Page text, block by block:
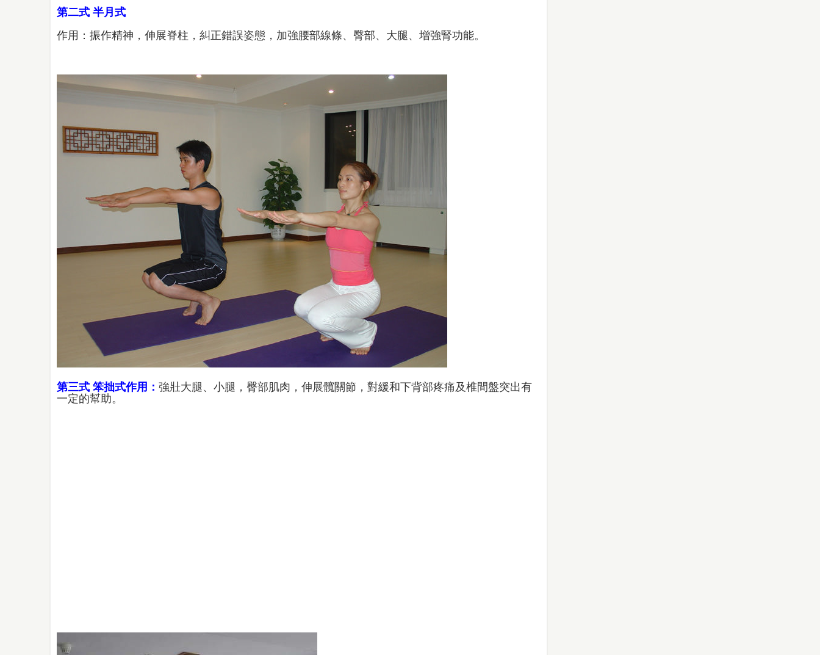
第二式 半月式
作用：振作精神，伸展脊柱，糾正錯誤姿態，加強腰部線條、臀部、大腿、增強腎功能。
第三式 笨拙式作用： 強壯大腿、小腿，臀部肌肉，伸展髖關節，對緩和下背部疼痛及椎間盤突出有
一定的幫助。